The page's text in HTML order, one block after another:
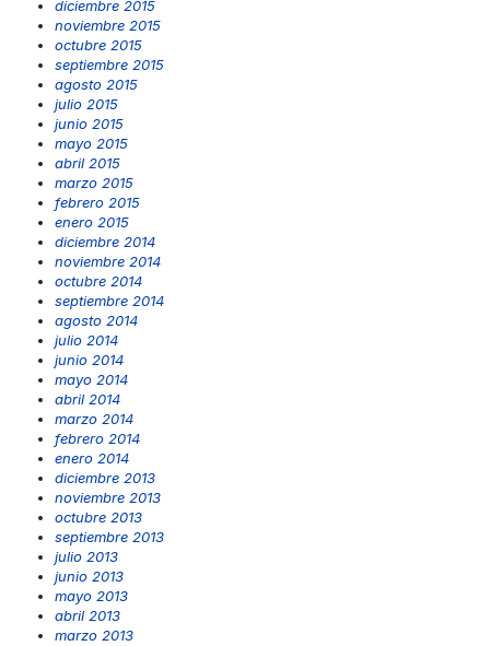
diciembre 2015
noviembre 2015
octubre 2015
septiembre 2015
agosto 2015
julio 2015
junio 2015
mayo 2015
abril 2015
marzo 2015
febrero 2015
enero 2015
diciembre 2014
noviembre 2014
octubre 2014
septiembre 2014
agosto 2014
julio 2014
junio 2014
mayo 2014
abril 2014
marzo 2014
febrero 2014
enero 2014
diciembre 2013
noviembre 2013
octubre 2013
septiembre 2013
julio 2013
junio 2013
mayo 2013
abril 2013
marzo 2013